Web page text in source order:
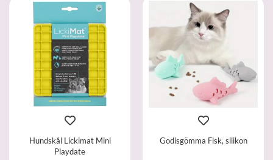
Hundskål Lickimat Mini
Playdate
Godisgömma Fisk, silikon